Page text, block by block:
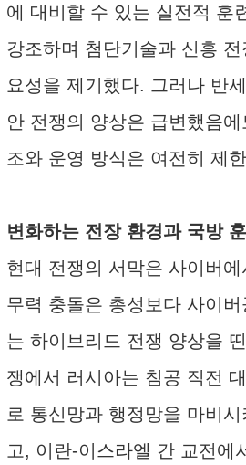
에 대비할 수 있는 실전적 훈
강조하며 첨단기술과 신흥
요성을 제기했다. 그러나 반
안 전쟁의 양상은 급변했음
조와 운영 방식은 여전히 제
변화하는 전장 환경과 국방
현대 전쟁의 서막은 사이버
무력 충돌은 총성보다 사이
는 하이브리드 전쟁 양상을
쟁에서 러시아는 침공 직전
로 통신망과 행정망을 마비
고, 이란-이스라엘 간 교전에